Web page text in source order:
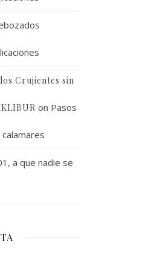
Crujientes sin
on Pasos
a que nadie se